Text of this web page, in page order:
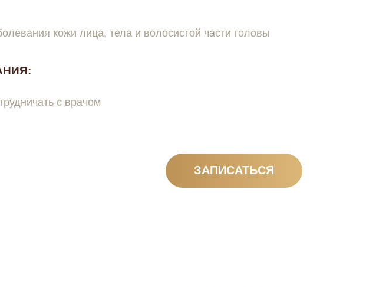
кожи лица, тела и волосистой части головы
с врачом
ЗАПИСАТЬСЯ